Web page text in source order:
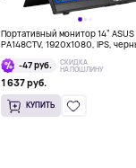
Портативный монитор 14”
PA148CTV, 1920x1080, IPS,
-47 руб.
СКИДКА
НА ПОШЛИНУ
1 637 руб.
КУПИТЬ